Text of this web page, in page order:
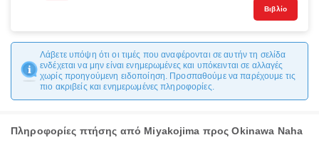
Βιβλίο
Λάβετε υπόψη ότι οι τιμές που αναφέρονται σε αυτήν τη σελίδα
ενδέχεται να μην είναι ενημερωμένες και υπόκεινται σε αλλαγές
χωρίς προηγούμενη ειδοποίηση. Προσπαθούμε να παρέχουμε τις
πιο ακριβείς και ενημερωμένες πληροφορίες.
Πληροφορίες πτήσης από Miyakojima προς Okinawa Naha